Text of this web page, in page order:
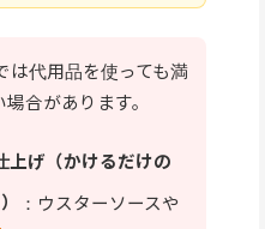
は代用品を使っても満
合があります。
上げ（かけるだけの
）
：ウスターソースや